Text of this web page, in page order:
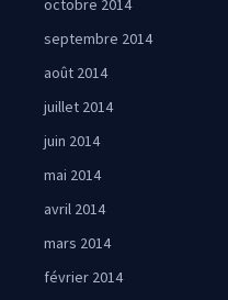
octobre 2014
septembre 2014
août 2014
juillet 2014
juin 2014
mai 2014
avril 2014
mars 2014
février 2014